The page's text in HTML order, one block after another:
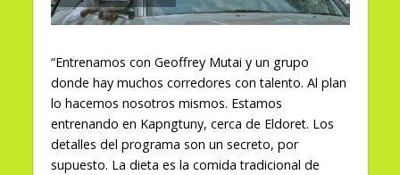
“Entrenamos con Geoffrey Mutai y un grupo
donde hay muchos corredores con talento. Al plan
lo hacemos nosotros mismos. Estamos
entrenando en Kapngtuny, cerca de Eldoret. Los
detalles del programa son un secreto, por
supuesto. La dieta es la comida tradicional de